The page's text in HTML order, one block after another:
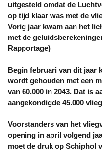
uitgesteld omdat de
op tijd klaar was met de
Vorig jaar kwam aan het
met de
Rapportage)
Begin februari van dit jaar
wordt gehouden met een
van 60.000 in 2043. Dat is
aangekondigde 45.000
Voorstanders van het
opening in april volgend
moet de druk op Schiphol